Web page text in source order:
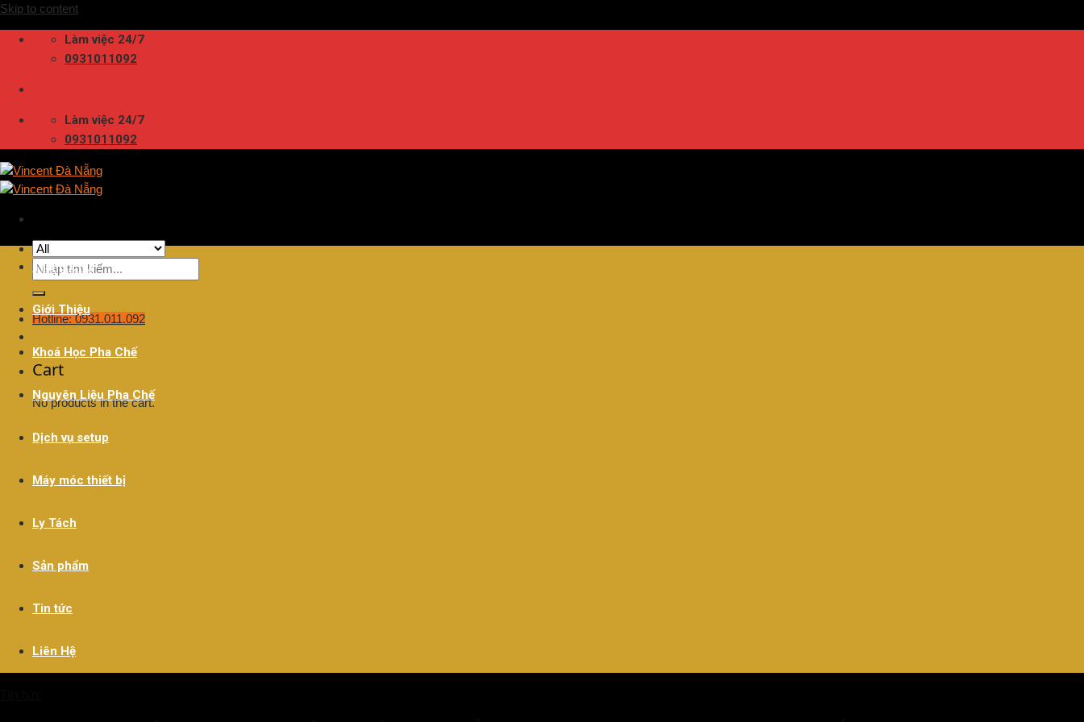
Skip to content
Làm việc 24/7
0931011092
Làm việc 24/7
0931011092
Hotline: 0931.011.092
Cart
No products in the cart.
Trang Chủ
Giới Thiệu
Khoá Học Pha Chế
Nguyên Liệu Pha Chế
Dịch vụ setup
Máy móc thiết bị
Ly Tách
Sản phẩm
Tin tức
Liên Hệ